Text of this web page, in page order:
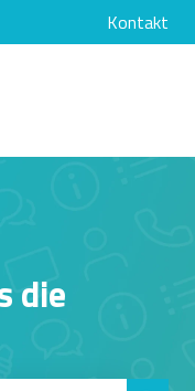
anzeigenKontakt
die